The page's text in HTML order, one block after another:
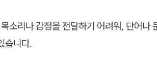
소리나 감정을 전달하기 어려워, 단어나
습니다.